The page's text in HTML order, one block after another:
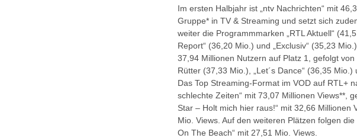
Im ersten Halbjahr ist „ntv Nachrichten“ mit
Gruppe* in TV & Streaming und setzt sich
weiter die Programmmarken „RTL Aktuell“
Report“ (36,20 Mio.) und „Exclusiv“ (35,23
37,94 Millionen Nutzern auf Platz 1, gefolgt
Rütter (37,33 Mio.), „Let´s Dance“ (36,35
Das Top Streaming-Format im VOD auf RTL+
schlechte Zeiten“ mit 73,07 Millionen Views**,
Star – Holt mich hier raus!“ mit 32,66 Millionen
Mio. Views. Auf den weiteren Plätzen folgen
On The Beach“ mit 27,51 Mio. Views.